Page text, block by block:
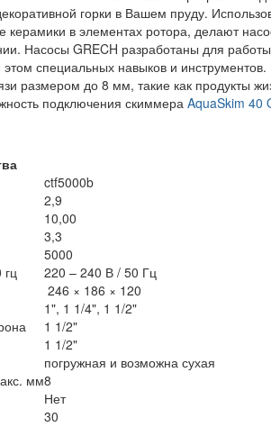
горки в Вашем пруду.
керамики в элементах ротора, делают
Насосы GRECH разработаны для
специальных навыков и
размером до 8 мм, такие как продукты
подключения скиммера AquaSkim 40
ctf5000b
2,9
10,00
3,3
5000
220 – 240 В / 50 Гц
246 × 186 × 120
1", 1 1/4", 1 1/2"
1 1/2"
1 1/2"
погружная и возможнасухая
мм8
Нет
30